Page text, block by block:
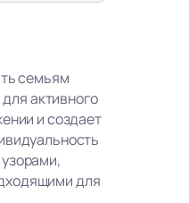
семьям
активного
и создает
для